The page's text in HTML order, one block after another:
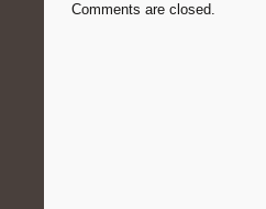
Comments are closed.